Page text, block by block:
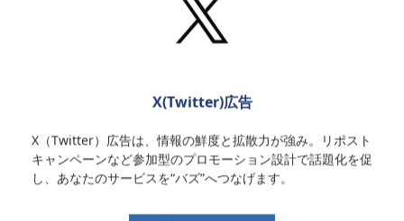
X(Twitter)広告
X（Twitter）広告は、情報の鮮度と拡散力が強み。リポスト
キャンペーンなど参加型のプロモーション設計で話題化を促
し、あなたのサービスを“バズ”へつなげます。